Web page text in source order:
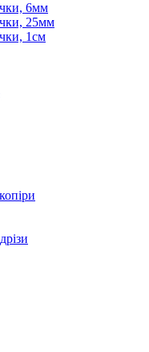
6мм
25мм
1см